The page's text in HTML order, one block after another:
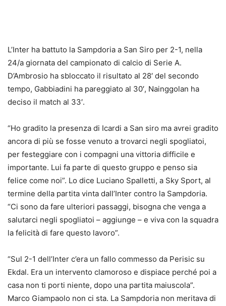
L’Inter ha battuto la Sampdoria a San Siro per 2-1, nella
24/a giornata del campionato di calcio di Serie A.
D’Ambrosio ha sbloccato il risultato al 28′ del secondo
tempo, Gabbiadini ha pareggiato al 30′, Nainggolan ha
deciso il match al 33′.
“Ho gradito la presenza di Icardi a San siro ma avrei gradito
ancora di più se fosse venuto a trovarci negli spogliatoi,
per festeggiare con i compagni una vittoria difficile e
importante. Lui fa parte di questo gruppo e penso sia
felice come noi”. Lo dice Luciano Spalletti, a Sky Sport, al
termine della partita vinta dall’Inter contro la Sampdoria.
“Ci sono da fare ulteriori passaggi, bisogna che venga a
salutarci negli spogliatoi – aggiunge – e viva con la squadra
la felicità di fare questo lavoro”.
“Sul 2-1 dell’Inter c’era un fallo commesso da Perisic su
Ekdal. Era un intervento clamoroso e dispiace perché poi a
casa non ti porti niente, dopo una partita maiuscola”.
Marco Giampaolo non ci sta. La Sampdoria non meritava di